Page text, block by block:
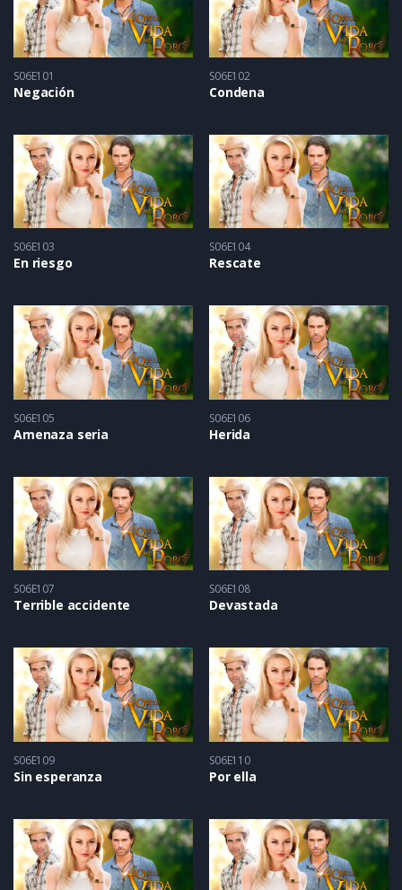
S06E101
Negación
S06E102
Condena
S06E103
En riesgo
S06E104
Rescate
S06E105
Amenaza seria
S06E106
Herida
S06E107
Terrible accidente
S06E108
Devastada
S06E109
Sin esperanza
S06E110
Por ella